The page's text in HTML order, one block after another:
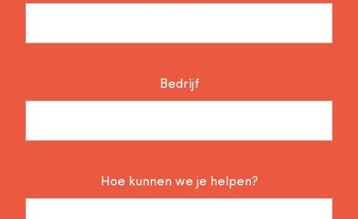
Bedrijf
Hoe kunnen we je helpen?